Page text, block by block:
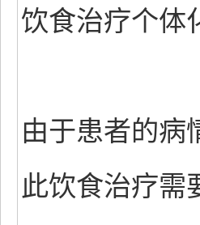
饮食治疗个体
由于患者的病
此饮食治疗需